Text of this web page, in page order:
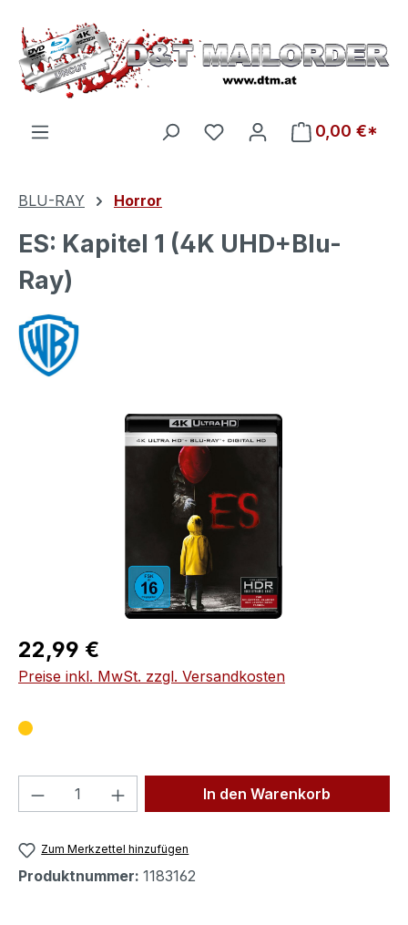
Zum Hauptinhalt springen
Du hast 0 Produkte auf
0,00 €*
BLU-RAY Horror
ES: Kapitel 1 (4K UHD+Blu-
Ray)
Bildergalerie überspringen
Regulärer Preis:
22,99 €
Preise inkl. MwSt. zzgl. Versandkosten
Produkt Anzahl: Gib denIn den Warenkorb
Zum Merkzettel hinzufügen
Produktnummer: 1183162